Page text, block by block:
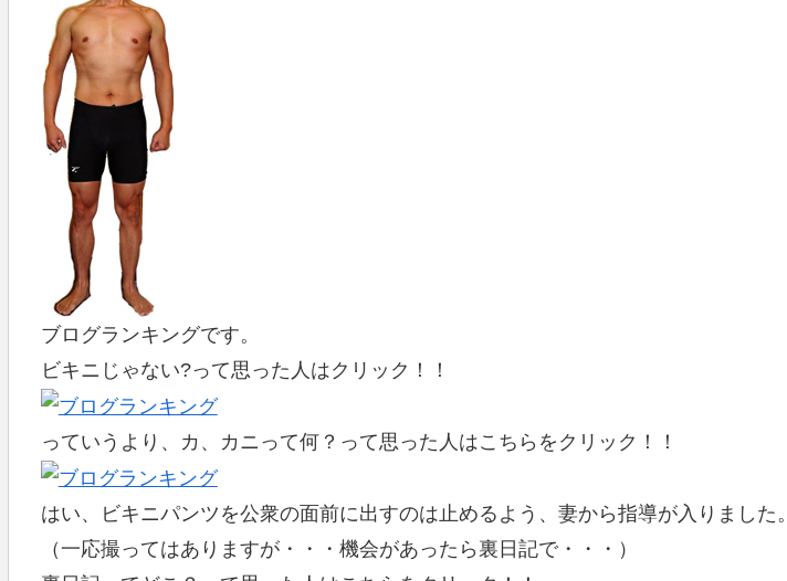
ブログランキングです。
ビキニじゃない?って思った人はクリック！！
っていうより、カ、カニって何？って思った人はこちらをクリック！！
はい、ビキニパンツを公衆の面前に出すのは止めるよう、妻から指導が入りました。
（一応撮ってはありますが・・・機会があったら裏日記で・・・）